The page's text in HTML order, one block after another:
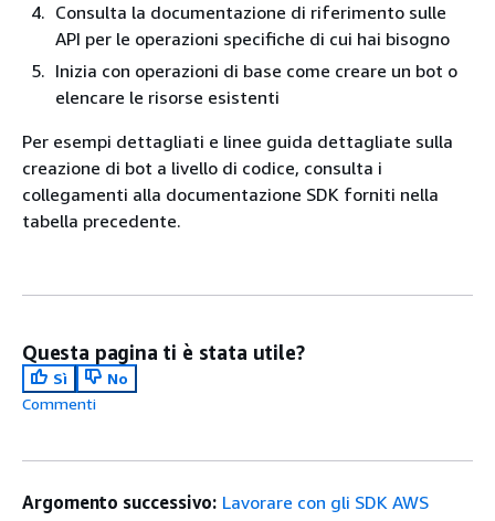
Consulta la documentazione di riferimento sulle
API per le operazioni specifiche di cui hai bisogno
Inizia con operazioni di base come creare un bot o
elencare le risorse esistenti
Per esempi dettagliati e linee guida dettagliate sulla
creazione di bot a livello di codice, consulta i
collegamenti alla documentazione SDK forniti nella
tabella precedente.
Questa pagina ti è stata utile?
Sì
No
Commenti
Argomento successivo: Lavorare con gli SDK AWS